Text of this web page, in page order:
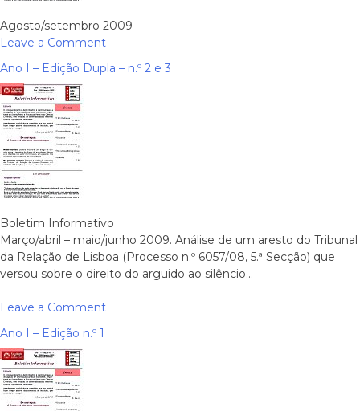
Agosto/setembro 2009
Leave a Commenton
I
Ano I – Edição Dupla – n.º 2 e 3
Boletim Informativo
Março/abril – maio/junho 2009. Análise de um aresto do Tribunal
da Relação de Lisboa (Processo n.º 6057/08, 5.ª Secção) que
versou sobre o direito do arguido ao silêncio…
Leave a Commenton
Ano I – Edição n.º 1